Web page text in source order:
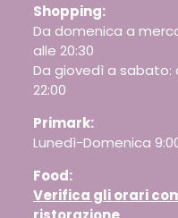
Shopping:
Da domenica a
alle 20:30
Da giovedì a sabato:
22:00
Primark:
Lunedì-Domenica
Food:
Verifica gli orari